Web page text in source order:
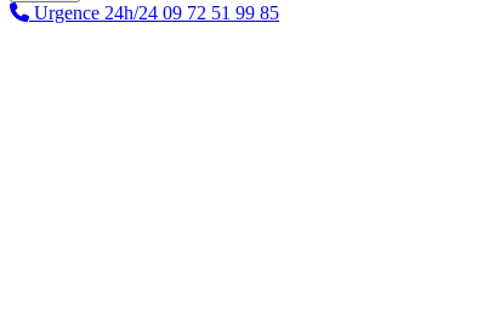
Urgence 24h/24 09 72 51 99 85